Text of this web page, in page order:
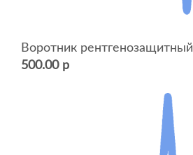
Воротник рентгенозащитный
500.00 р